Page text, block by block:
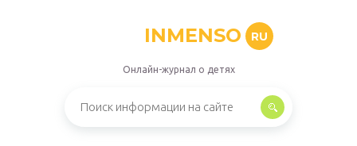
INMENSO RU
Онлайн-журнал о детях